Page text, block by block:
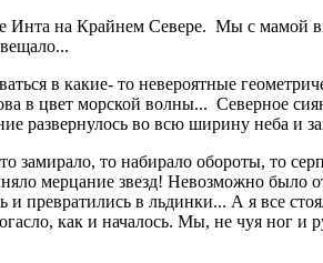
Инта на Крайнем Севере. Мы с
в какие- то невероятные
в цвет морской волны... Северное
развернулось во всю ширину неба и
то набирало обороты, то
мерцание звезд! Невозможно было
в льдинки... А я все
как и началось. Мы, не чуя ног